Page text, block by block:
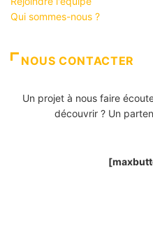
Qui sommes-nous ?
NOUS CONTACTER
Un projet à nous faire
découvrir ? Un